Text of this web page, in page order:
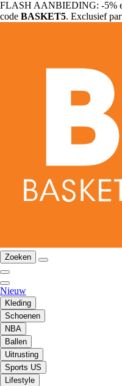
FLASH AANBIEDING: -5%
code BASKET5. Exclusief
Zoeken
Nieuw
Kleding
Schoenen
NBA
Ballen
Uitrusting
Sports US
Lifestyle